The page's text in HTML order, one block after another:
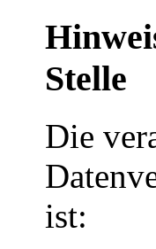
Stelle
Die
ist: